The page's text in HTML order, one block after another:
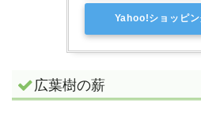
Yahoo!ショッピン
広葉樹の薪